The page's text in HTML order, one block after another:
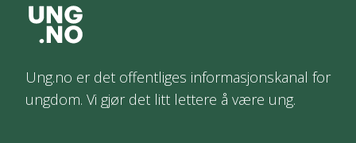
Ung.no er det offentliges informasjonskanal for
ungdom. Vi gjør det litt lettere å være ung.